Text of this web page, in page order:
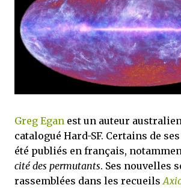
mettre sous tous les yeux. C'est cela...
Greg Egan est un auteur australien
catalogué Hard-SF. Certains de
été publiés en français,
cité des permutants. Ses nouvelles
rassemblées dans les recueils